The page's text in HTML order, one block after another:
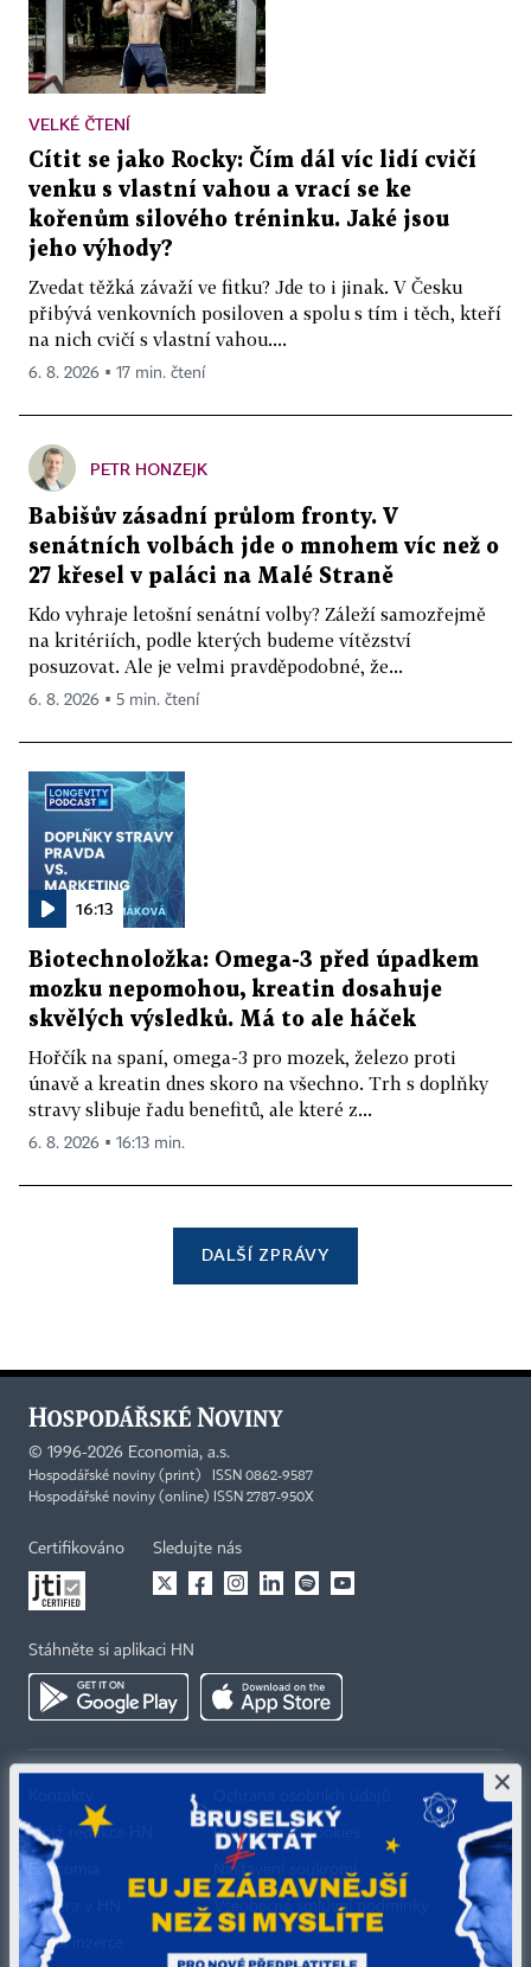
VELKÉ ČTENÍ
Cítit se jako Rocky: Čím dál víc lidí cvičí
venku s vlastní vahou a vrací se ke
kořenům silového tréninku. Jaké jsou
jeho výhody?
Zvedat těžká závaží ve fitku? Jde to i jinak. V Česku
přibývá venkovních posiloven a spolu s tím i těch, kteří
na nich cvičí s vlastní vahou....
6. 8. 2026 ▪ 17 min. čtení
PETR HONZEJK
Babišův zásadní průlom fronty. V
senátních volbách jde o mnohem víc než o
27 křesel v paláci na Malé Straně
Kdo vyhraje letošní senátní volby? Záleží samozřejmě
na kritériích, podle kterých budeme vítězství
posuzovat. Ale je velmi pravděpodobné, že...
6. 8. 2026 ▪ 5 min. čtení
16:13
Biotechnoložka: Omega-3 před úpadkem
mozku nepomohou, kreatin dosahuje
skvělých výsledků. Má to ale háček
Hořčík na spaní, omega-3 pro mozek, železo proti
únavě a kreatin dnes skoro na všechno. Trh s doplňky
stravy slibuje řadu benefitů, ale které z...
6. 8. 2026 ▪ 16:13 min.
DALŠÍ ZPRÁVY
© 1996-2026 Economia, a.s.
Hospodářské noviny (print) ISSN 0862-9587
Hospodářské noviny (online) ISSN 2787-950X
Certifikováno Sledujte nás
Stáhněte si aplikaci HN
Tiráž redakce HN
Economia
Kariéra v HN
Ceník inzerce
Prohlášení o cookies
Nastavení soukromí
Všeobecné smluvní podmínky
×